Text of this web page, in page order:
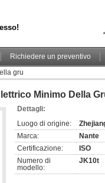
Richiedere un preventivo
gru
Minimo Della
Dettagli:
Luogo di origine:
Marca:
Nante
Certificazione:
ISO
Numero di
modello:
JK10t